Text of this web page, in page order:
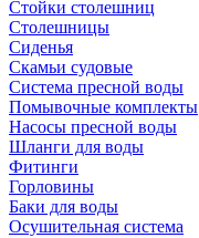
Стойки столешниц
Столешницы
Сиденья
Скамьи судовые
Система пресной воды
Помывочные комплекты
Насосы пресной воды
Шланги для воды
Фитинги
Горловины
Баки для воды
Осушительная система